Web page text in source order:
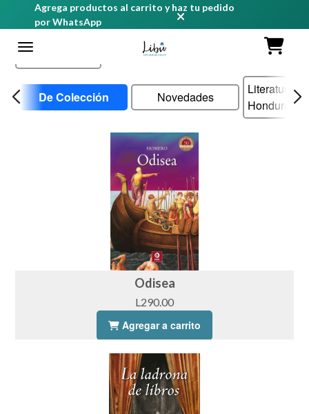
Agrega productos al carrito y haz tu pedido
por WhatsApp
Ordenar
De Colección Novedades
Literatura
Hondureña
Odisea
L290.00
Agregar a carrito